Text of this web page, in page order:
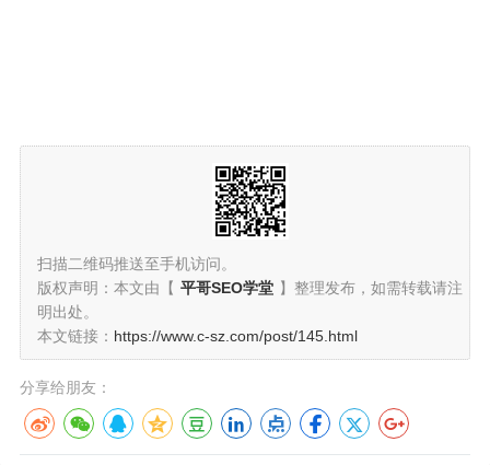
扫描二维码推送至手机访问。
版权声明：本文由【 平哥SEO学堂 】整理发布，如需转载请注
明出处。
本文链接： https://www.c-sz.com/post/145.html
分享给朋友：